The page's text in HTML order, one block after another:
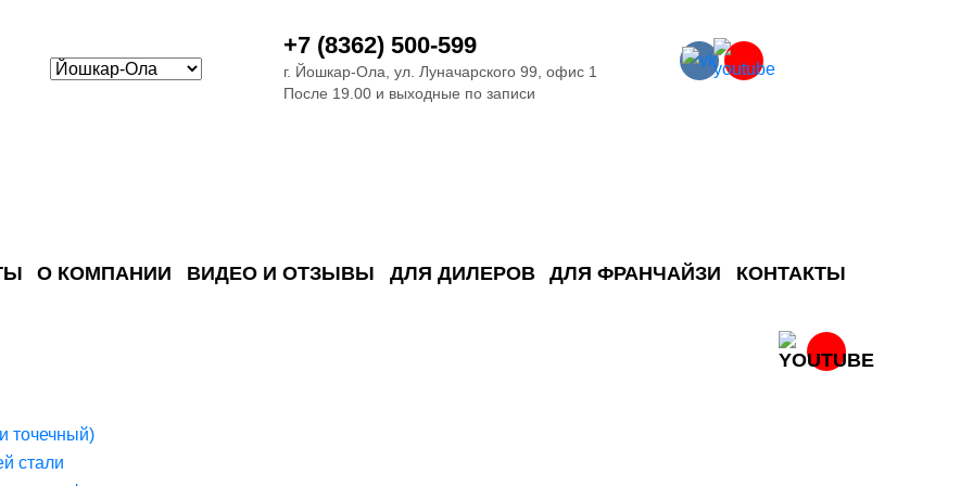
+7 (8362) 500-599
г. Йошкар-Ола, ул. Луначарского 99, офис 1
После 19.00 и выходные по записи
О КОМПАНИИ ВИДЕО И ОТЗЫВЫ ДЛЯ ДИЛЕРОВ ДЛЯ ФРАНЧАЙЗИ КОНТАКТЫ
точечный)
стали